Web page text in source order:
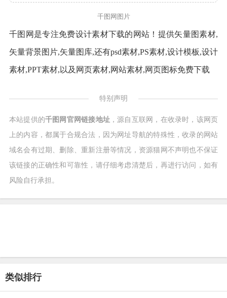
千图网图片
千图网是专注免费设计素材下载的网站！提供矢量图素材,
矢量背景图片,矢量图库,还有psd素材,PS素材,设计模板,设计
素材,PPT素材,以及网页素材,网站素材,网页图标免费下载
特别声明
本站提供的千图网官网链接地址 ，源自互联网，在收录时，该网页
上的内容，都属于合规合法，因为网址导航的特殊性，收录的网站
域名会有过期、删除、重新注册等情况，资源猫网不声明也不保证
该链接的正确性和可靠性，请仔细考虑清楚后，再进行访问，如有
风险自行承担。
类似排行